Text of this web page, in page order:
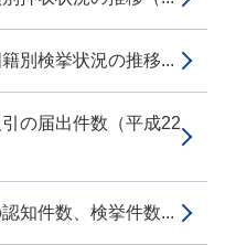
別検挙状況の推移...
の届出件数（平成22
知件数、検挙件数...